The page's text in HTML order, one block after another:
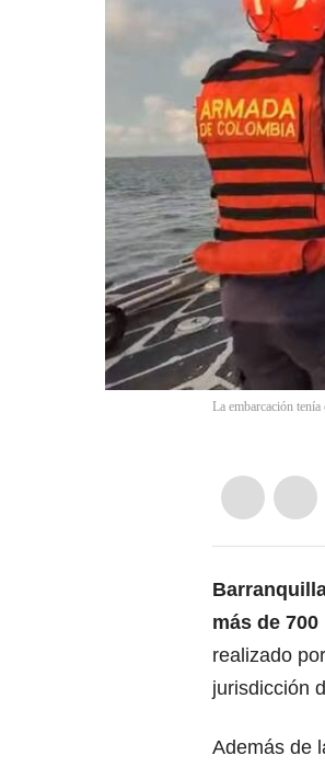
La embarcación
más de
realizado
jurisdicción
Además de